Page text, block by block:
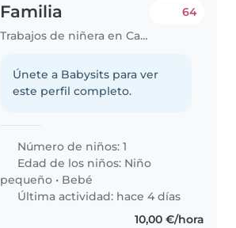
Familia
Trabajos de niñera en Cambrils
64
Únete a Babysits para ver
este perfil completo.
Número de niños: 1
Edad de los niños: Niño
pequeño • Bebé
Última actividad: hace 4 días
10,00 €/hora